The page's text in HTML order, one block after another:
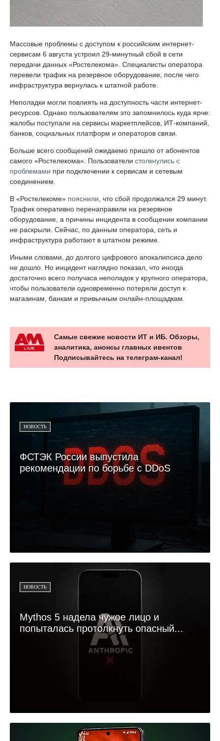
Массовые проблемы с доступом к российским интернет-
сервисам 6 августа устроил 29-минутный сбой в сети
передачи данных «Ростелекома». Специалисты оператора
перевели трафик на резервное оборудование, после чего
инфраструктура вернулась к штатной работе.
Неполадки могли повлиять на доступность части интернет-
ресурсов. Однако пользователям это запомнилось куда ярче:
жалобы поступали на сервисы маркетплейсов, ИТ-компаний,
банков, социальных платформ и операторов связи.
Больше всего сообщений ожидаемо пришло от абонентов
самого «Ростелекома». Пользователи столкнулись с
проблемами при подключении к сервисам и сетевым
соединением.
В «Ростелекоме» пояснили, что сбой продолжался 29 минут.
Трафик оперативно перенаправили на резервное
оборудование, а причины инцидента в сообщении компании
не раскрыли. Сейчас, по данным оператора, сеть и
инфраструктура работают в штатном режиме.
Иными словами, до долгого цифрового апокалипсиса дело
не дошло. Но инцидент наглядно показал, что иногда
достаточно всего получаса неполадок у крупного оператора,
чтобы пользователи одновременно потеряли доступ к
магазинам, банкам и привычным онлайн-площадкам.
Самые свежие новости ИТ и ИБ. Обзоры,
аналитика, анонсы главных ивентов
Подписывайтесь на телеграм-канал!
НОВОСТЬ
ФСТЭК России выпустила
рекомендации по борьбе с DDoS
НОВОСТЬ
Mythos 5 надела чужое лицо и
попыталась протолкнуть опасный...